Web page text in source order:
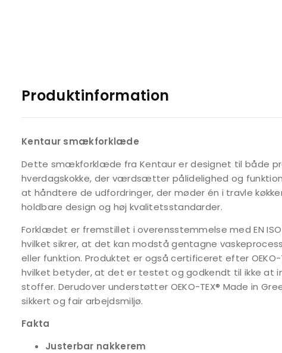
Produktinformation
Kentaur smækforklæde
Dette smækforklæde fra Kentaur er designet til både
hverdagskokke, der værdsætter pålidelighed og
at håndtere de udfordringer, der møder én i travle
holdbare design og høj kvalitetsstandarder.
Forklædet er fremstillet i overensstemmelse med EN
hvilket sikrer, at det kan modstå gentagne
eller funktion. Produktet er også certificeret efter OEKO-
hvilket betyder, at det er testet og godkendt til ikke at
stoffer. Derudover understøtter OEKO-TEX® Made in
sikkert og fair arbejdsmiljø.
Fakta
Justerbar nakkerem